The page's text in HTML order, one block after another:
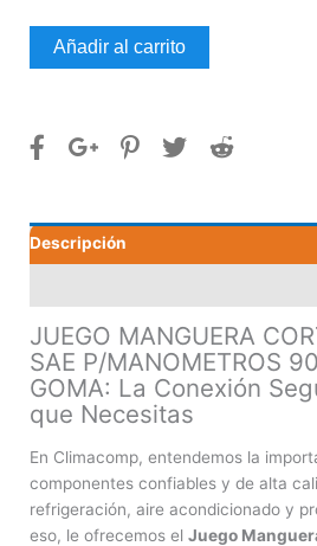
JUEGO
MANGUERA
1/4
90CM
ORING
Añadir al carrito
Descripción
JUEGO MANGUERA
SAE P/MANOMETROS
GOMA: La Conexión
que Necesitas
En Climacomp, entendemos la
componentes confiables y de alta
refrigeración, aire acondicionado y
eso, le ofrecemos el Juego